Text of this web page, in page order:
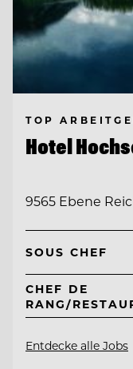
TOP
Hotel
9565 Ebene
SOUS CHEF
CHEF DE
RANG/
Entdecke alle Jobs